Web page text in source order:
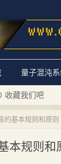
量子混沌
收藏我们吧
混沌系统”
的基本规则和原则
本规则和